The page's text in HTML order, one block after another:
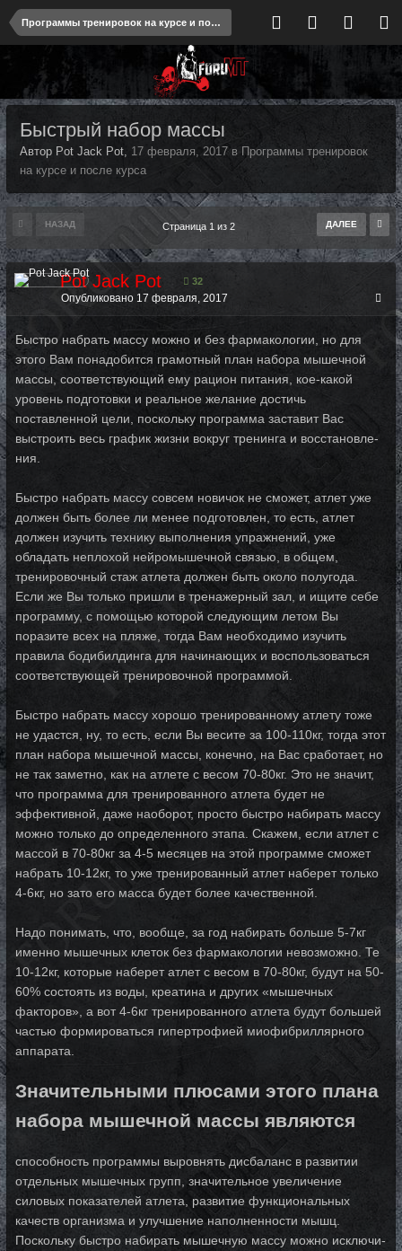
Программы тренировок на курсе и после курса
Быстрый набор массы
Автор Pot Jack Pot, 17 февраля, 2017в Программы тренировок
на курсе и после курса
НАЗАД ДАЛЕЕ
Страница 1 из 2
Pot Jack Pot 32
Опубликовано 17 февраля, 2017
Быстро набрать массу можно и без фармакологии, но для
этого Вам понадобится гра­мот­ный план набора мышечной
массы, соответствующий ему рацион питания, кое-ка­кой
уровень подготовки и реальное желание достичь
поставленной цели, пос­коль­ку про­г­рам­ма заставит Вас
выстроить весь график жизни вокруг тренинга и вос­ста­нов­ле­
ния.
Быстро набрать массу совсем новичок не сможет, атлет уже
должен быть бо­лее ли менее подготовлен, то есть, атлет
должен изучить технику выполнения уп­раж­не­ний, уже
обладать неплохой нейромышечной связью, в общем,
тренировочный стаж атлета дол­жен быть около полугода.
Если же Вы только пришли в тренажерный зал, и ищи­те се­бе
про­г­рам­му, с помощью которой следующим летом Вы
поразите всех на пляже, тог­да Вам не­об­хо­ди­мо изучить
правила бодибилдинга для начинающих и вос­поль­зо­вать­ся
со­от­вет­с­т­ву­ю­щей тренировочной программой.
Быстро набрать массу хорошо тренированному атлету тоже
не удастся, ну, то есть, если Вы весите за 100-110кг, тогда этот
план набора мышечной массы, конечно, на Вас сра­бо­та­ет, но
не так заметно, как на атлете с весом 70-80кг. Это не значит,
что про­г­рам­ма для тренированного атлета будет не
эффективной, даже наоборот, просто быстро на­би­рать массу
можно только до определенного этапа. Скажем, если атлет с
массой в 70-80кг за 4-5 месяцев на этой программе сможет
набрать 10-12кг, то уже тренированный ат­лет наберет только
4-6кг, но зато его масса будет более качественной.
Надо понимать, что, вообще, за год набирать больше 5-7кг
именно мышечных клеток без фармакологии не­воз­мож­но. Те
10-12кг, которые наберет атлет с весом в 70-80кг, будут на 50-
60% сос­то­ять из во­ды, креатина и других «мышечных
факторов», а вот 4-6кг тренированного ат­ле­та бу­дут большей
частью формироваться гипертрофией миофибриллярного
аппарата.
Значительными плюсами этого плана
набора мышечной массы являются
способность про­г­рам­мы выровнять дисбаланс в развитии
отдельных мышечных групп, значительное уве­ли­че­ние
силовых показателей атлета, развитие функциональных
качеств организма и улуч­ше­ние на­пол­нен­нос­ти мышц.
Поскольку быстро набирать мышечную массу можно ис­к­лю­чи­